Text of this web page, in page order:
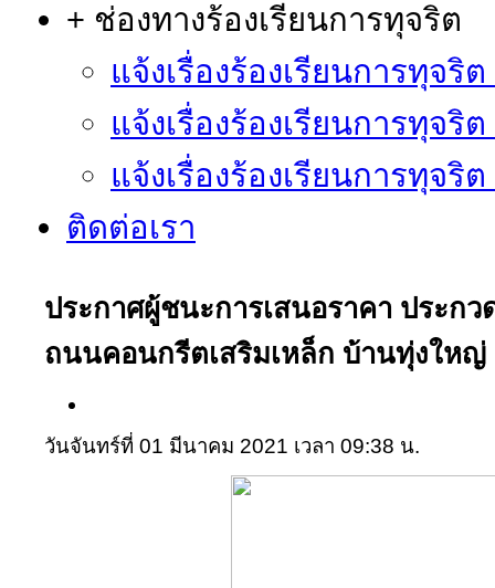
+ ช่องทางร้องเรียนการทุจริต
แจ้งเรื่องร้องเรียนการทุจริ
แจ้งเรื่องร้องเรียนการทุจริ
แจ้งเรื่องร้องเรียนการทุจริ
ติดต่อเรา
ประกาศผู้ชนะการเสนอราคา ประกว
ถนนคอนกรีตเสริมเหล็ก บ้านทุ่งใหญ่
วันจันทร์ที่ 01 มีนาคม 2021 เวลา 09:38 น.